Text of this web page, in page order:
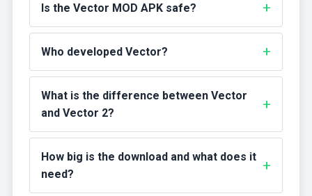
Is the Vector MOD APK safe?
Who developed Vector?
What is the difference between Vector
and Vector 2?
How big is the download and what does it
need?